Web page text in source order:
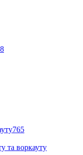
765
та воркауту